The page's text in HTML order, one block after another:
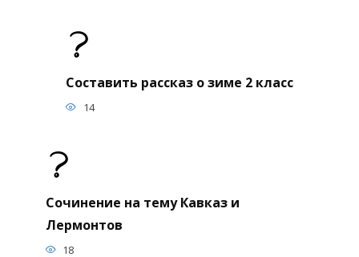
Составить рассказ о зиме 2 класс
14
Сочинение на тему Кавказ и
Лермонтов
18